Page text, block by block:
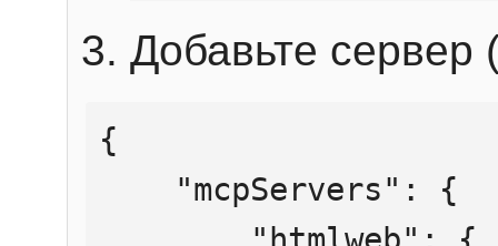
Добавьте сервер
{